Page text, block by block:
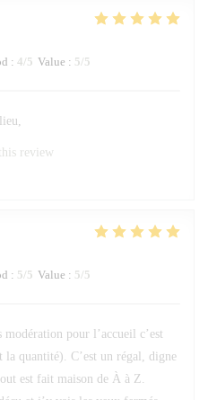
: 4/5 Value : 5/5
review
: 5/5 Value : 5/5
modération pour l’accueil c’est
la quantité). C’est un régal, digne
est fait maison de À à Z.